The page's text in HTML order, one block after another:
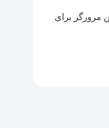
مرورگر برای